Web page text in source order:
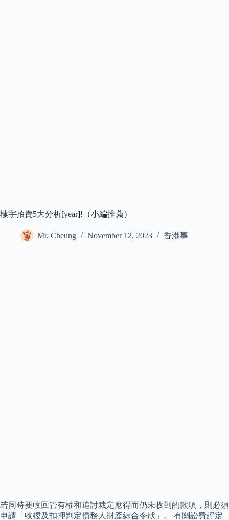
樓宇拍賣5大分析[year]!（小編推薦）
Mr. Cheung November 12, 2023 香港事
若同時要收回管有權和追討裁定應得而仍未收到的款項，則必須
申請「收樓及扣押判定債務人財產綜合令狀」。 有關訟費評定